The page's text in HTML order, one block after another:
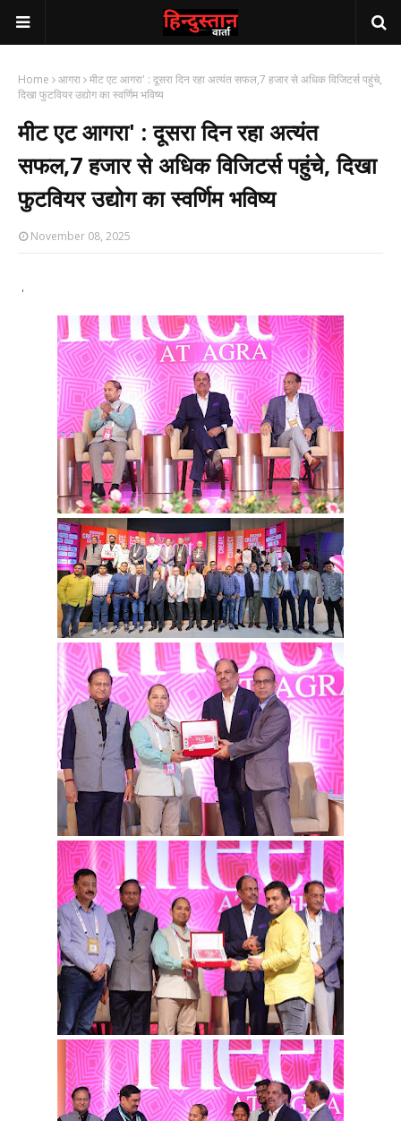
Home आगरा मीट एट आगरा' : दूसरा दिन रहा अत्यंत सफल,7 हजार से अधिक विजिटर्स पहुंचे,
दिखा फुटवियर उद्योग का स्वर्णिम भविष्य
मीट एट आगरा' : दूसरा दिन रहा अत्यंत
सफल,7 हजार से अधिक विजिटर्स पहुंचे, दिखा
फुटवियर उद्योग का स्वर्णिम भविष्य
November 08, 2025
'